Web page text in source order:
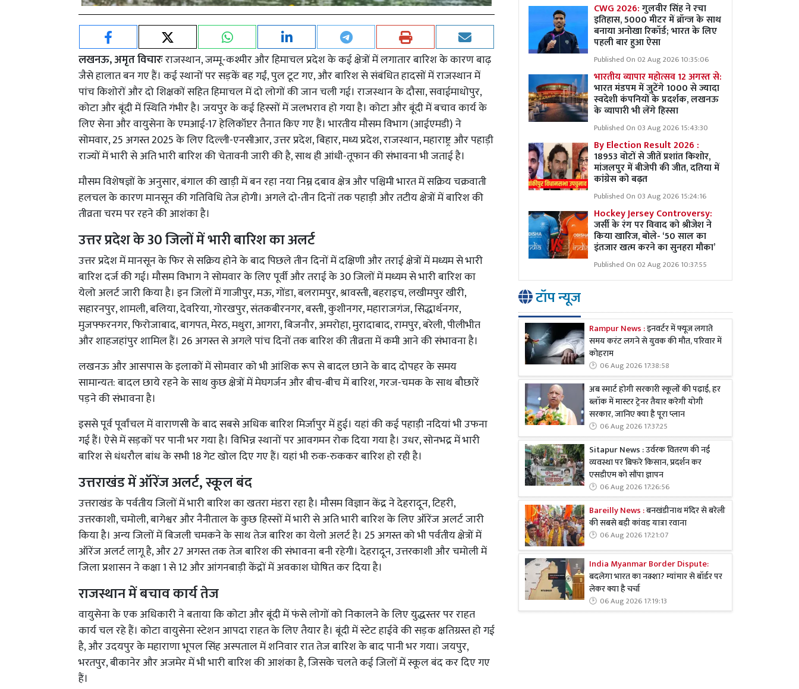
लखनऊ, अमृत विचारःराजस्थान, जम्मू-कश्मीर और हिमाचल प्रदेश के कई क्षेत्रों में लगातार बारिश के कारण बाढ़
जैसे हालात बन गए हैं। कई स्थानों पर सड़कें बह गईं, पुल टूट गए, और बारिश से संबंधित हादसों में राजस्थान में
पांच किशोरों और दो शिक्षकों सहित हिमाचल में दो लोगों की जान चली गई। राजस्थान के दौसा, सवाईमाधोपुर,
कोटा और बूंदी में स्थिति गंभीर है। जयपुर के कई हिस्सों में जलभराव हो गया है। कोटा और बूंदी में बचाव कार्य के
लिए सेना और वायुसेना के एमआई-17 हेलिकॉप्टर तैनात किए गए हैं। भारतीय मौसम विभाग (आईएमडी) ने
सोमवार, 25 अगस्त 2025 के लिए दिल्ली-एनसीआर, उत्तर प्रदेश, बिहार, मध्य प्रदेश, राजस्थान, महाराष्ट्र और पहाड़ी
राज्यों में भारी से अति भारी बारिश की चेतावनी जारी की है, साथ ही आंधी-तूफान की संभावना भी जताई है।
मौसम विशेषज्ञों के अनुसार, बंगाल की खाड़ी में बन रहा नया निम्न दबाव क्षेत्र और पश्चिमी भारत में सक्रिय चक्रवाती
हलचल के कारण मानसून की गतिविधि तेज होगी। अगले दो-तीन दिनों तक पहाड़ी और तटीय क्षेत्रों में बारिश की
तीव्रता चरम पर रहने की आशंका है।
उत्तर प्रदेश के 30 जिलों में भारी बारिश का अलर्ट
उत्तर प्रदेश में मानसून के फिर से सक्रिय होने के बाद पिछले तीन दिनों में दक्षिणी और तराई क्षेत्रों में मध्यम से भारी
बारिश दर्ज की गई। मौसम विभाग ने सोमवार के लिए पूर्वी और तराई के 30 जिलों में मध्यम से भारी बारिश का
येलो अलर्ट जारी किया है। इन जिलों में गाजीपुर, मऊ, गोंडा, बलरामपुर, श्रावस्ती, बहराइच, लखीमपुर खीरी,
सहारनपुर, शामली, बलिया, देवरिया, गोरखपुर, संतकबीरनगर, बस्ती, कुशीनगर, महाराजगंज, सिद्धार्थनगर,
मुजफ्फरनगर, फिरोजाबाद, बागपत, मेरठ, मथुरा, आगरा, बिजनौर, अमरोहा, मुरादाबाद, रामपुर, बरेली, पीलीभीत
और शाहजहांपुर शामिल हैं। 26 अगस्त से अगले पांच दिनों तक बारिश की तीव्रता में कमी आने की संभावना है।
लखनऊ और आसपास के इलाकों में सोमवार को भी आंशिक रूप से बादल छाने के बाद दोपहर के समय
सामान्यत: बादल छाये रहने के साथ कुछ क्षेत्रों में मेघगर्जन और बीच-बीच में बारिश, गरज-चमक के साथ बौछारें
पड़ने की संभावना है।
इससे पूर्व पूर्वांचल में वाराणसी के बाद सबसे अधिक बारिश मिर्जापुर में हुई। यहां की कई पहाड़ी नदियां भी उफना
गई हैं। ऐसे में सड़कों पर पानी भर गया है। विभिन्न स्थानों पर आवगमन रोक दिया गया है। उधर, सोनभद्र में भारी
बारिश से धंधरौल बांध के सभी 18 गेट खोल दिए गए हैं। यहां भी रुक-रुककर बारिश हो रही है।
उत्तराखंड में ऑरेंज अलर्ट, स्कूल बंद
उत्तराखंड के पर्वतीय जिलों में भारी बारिश का खतरा मंडरा रहा है। मौसम विज्ञान केंद्र ने देहरादून, टिहरी,
उत्तरकाशी, चमोली, बागेश्वर और नैनीताल के कुछ हिस्सों में भारी से अति भारी बारिश के लिए ऑरेंज अलर्ट जारी
किया है। अन्य जिलों में बिजली चमकने के साथ तेज बारिश का येलो अलर्ट है। 25 अगस्त को भी पर्वतीय क्षेत्रों में
ऑरेंज अलर्ट लागू है, और 27 अगस्त तक तेज बारिश की संभावना बनी रहेगी। देहरादून, उत्तरकाशी और चमोली में
जिला प्रशासन ने कक्षा 1 से 12 और आंगनबाड़ी केंद्रों में अवकाश घोषित कर दिया है।
राजस्थान में बचाव कार्य तेज
वायुसेना के एक अधिकारी ने बताया कि कोटा और बूंदी में फंसे लोगों को निकालने के लिए युद्धस्तर पर राहत
कार्य चल रहे हैं। कोटा वायुसेना स्टेशन आपदा राहत के लिए तैयार है। बूंदी में स्टेट हाईवे की सड़क क्षतिग्रस्त हो गई
है, और उदयपुर के महाराणा भूपल सिंह अस्पताल में शनिवार रात तेज बारिश के बाद पानी भर गया। जयपुर,
भरतपुर, बीकानेर और अजमेर में भी भारी बारिश की आशंका है, जिसके चलते कई जिलों में स्कूल बंद कर दिए गए
हैं।
CWG 2026:गुलवीर सिंह ने रचा
इतिहास, 5000 मीटर में ब्रॉन्ज के साथ
बनाया अनोखा रिकॉर्ड; भारत के लिए
पहली बार हुआ ऐसा
Published On 02 Aug 2026 10:35:06
भारतीय व्यापार महोत्सव 12 अगस्त से:
भारत मंडपम में जुटेंगे 1000 से ज्यादा
स्वदेशी कंपनियों के प्रदर्शक, लखनऊ
के व्यापारी भी लेंगे हिस्सा
Published On 03 Aug 2026 15:43:30
By Election Result 2026 :
18953 वोटों से जीतें प्रशांत किशोर,
मांजलपुर में बीजेपी की जीत, दतिया में
कांग्रेस को बढ़त
Published On 03 Aug 2026 15:24:16
Hockey Jersey Controversy:
जर्सी के रंग पर विवाद को श्रीजेश ने
किया खारिज, बोले- ‘50 साल का
इंतजार खत्म करने का सुनहरा मौका’
Published On 02 Aug 2026 10:37:55
टॉप न्यूज
Rampur News :इनवर्टर में फ्यूज लगाते
समय करंट लगने से युवक की मौत, परिवार में
कोहराम
06 Aug 2026 17:38:58
अब स्मार्ट होगी सरकारी स्कूलों की पढ़ाई, हर
ब्लॉक में मास्टर ट्रेनर तैयार करेगी योगी
सरकार, जानिए क्या है पूरा प्लान
06 Aug 2026 17:37:25
Sitapur News : उर्वरक वितरण की नई
व्यवस्था पर बिफरे किसान, प्रदर्शन कर
एसडीएम को सौंपा ज्ञापन
06 Aug 2026 17:26:56
Bareilly News :बनखंडीनाथ मंदिर से बरेली
की सबसे बड़ी कांवड़ यात्रा रवाना
06 Aug 2026 17:21:07
India Myanmar Border Dispute:
बदलेगा भारत का नक्शा? म्यांमार से बॉर्डर पर
लेकर क्या है चर्चा
06 Aug 2026 17:19:13